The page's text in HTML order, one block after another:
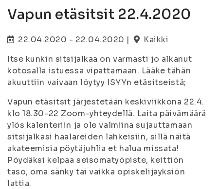
Vapun etäsitsit 22.4.2020
22.04.2020 - 22.04.2020 |
Kaikki
Itse kunkin sitsijalkaa on varmasti jo alkanut
kotosalla istuessa vipattamaan. Lääke tähän
akuuttiin vaivaan löytyy ISYYn etäsitseistä;
Vapun etäsitsit järjestetään keskiviikkona 22.4.
klo 18.30-22 Zoom-yhteydellä. Laita päivämäärä
ylös kalenteriin ja ole valmiina sujauttamaan
sitsijalkasi haalareiden lahkeisiin, sillä näitä
akateemisia pöytäjuhlia et halua missata!
Pöydäksi kelpaa seisomatyöpiste, keittiön
taso, oma sänky tai vaikka opiskelijayksiön
lattia.